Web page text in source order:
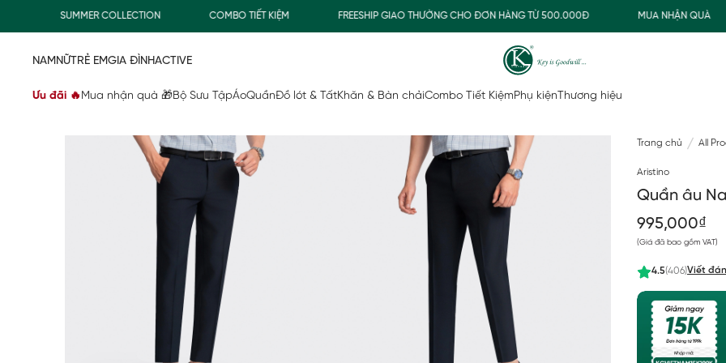
SUMMER COLLECTION COMBO TIẾT KIỆM FREESHIP GIAO THƯỜNG CHO ĐƠN HÀNG TỪ 500.000Đ MUA NHẬN QUÀ
NAMNỮTRẺ EMGIA ĐÌNHACTIVE
Ưu đãi 🔥 Mua nhận quà 🎁Bộ Sưu TậpÁoQuầnĐồ lót & TấtKhăn & Bàn chảiCombo Tiết KiệmPhụ kiện Thương hiệu
Trang chủ All
Aristino
Quần âu
995,000₫
(Giá đã bao gồm VAT)
4.5(406)Viết